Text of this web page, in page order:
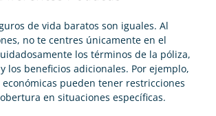
de vida baratos son iguales. Al
no te centres únicamente en el
los términos de la póliza,
los beneficios adicionales. Por ejemplo,
pueden tener restricciones
en situaciones específicas.